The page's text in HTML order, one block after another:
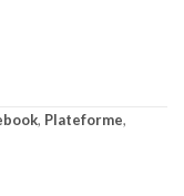
, Plateforme,